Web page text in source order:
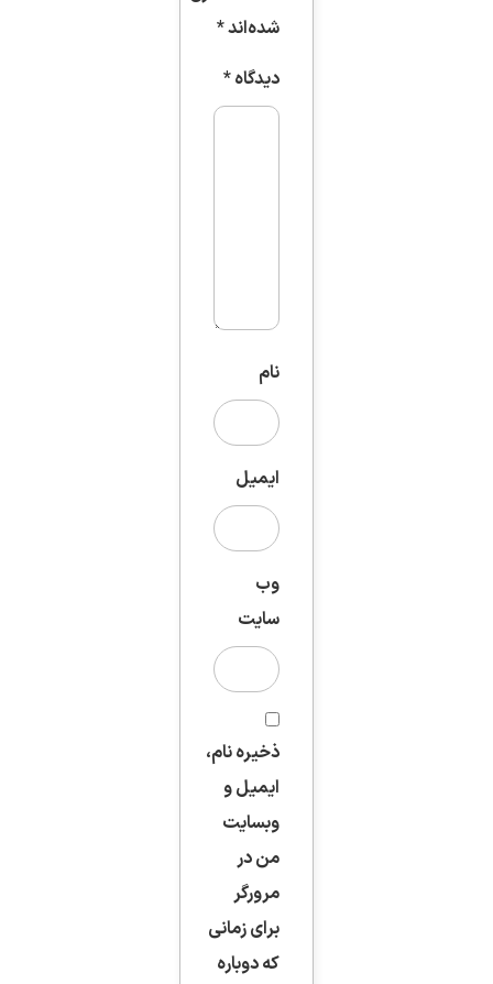
شده‌اند*
دیدگاه*
نام
ایمیل
وب‌
سایت
ذخیره نام،
ایمیل و
وبسایت
من در
مرورگر
برای زمانی
که دوباره